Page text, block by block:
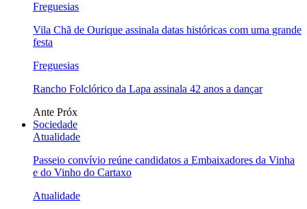
Freguesias
Vila Chã de Ourique assinala datas históricas com uma grande
festa
Freguesias
Rancho Folclórico da Lapa assinala 42 anos a dançar
Ante Próx
Sociedade
Atualidade
Passeio convívio reúne candidatos a Embaixadores da Vinha
e do Vinho do Cartaxo
Atualidade